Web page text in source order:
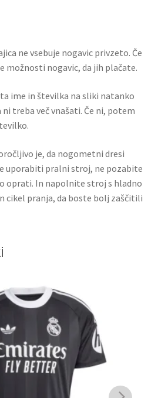
ne vsebuje nogavic privzeto. Če
možnosti nogavic, da jih plačate.
ime in številka na sliki natanko
treba več vnašati. Če ni, potem
je, da nogometni dresi
uporabiti pralni stroj, ne pozabite
oprati. In napolnite stroj s hladno
cikel pranja, da boste bolj zaščitili